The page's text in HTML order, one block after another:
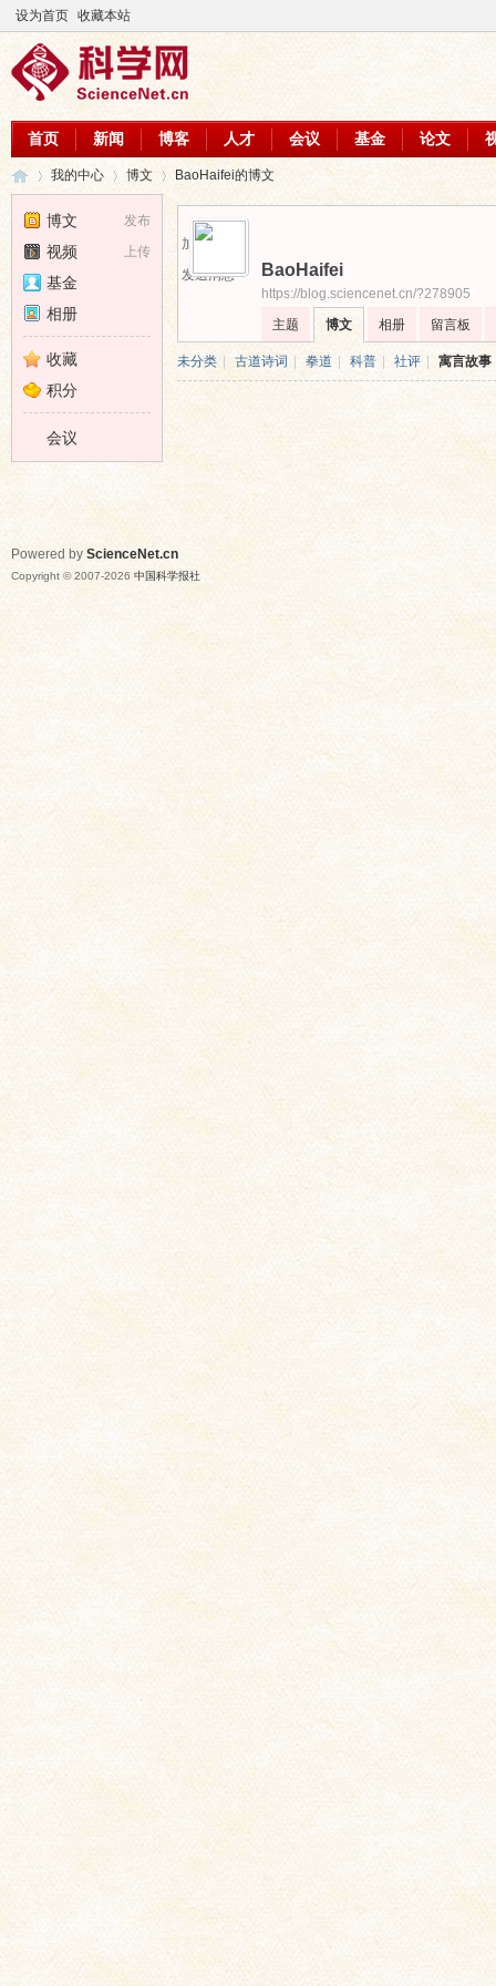
设为首页 收藏本站
首页 新闻 博客 人才 会议 基金 论文
›
我的中心 博文 BaoHaifei的博文
加为好友
发送消息
BaoHaifei
https://blog.sciencenet.cn/?278905
主题
博文 相册 留言板
未分类 古道诗词 拳道 科普 社评 | 寓言故事
发布
博文
上传
视频
基金
相册
收藏
积分
会议
Powered by ScienceNet.cn
Copyright © 2007-2026 中国科学报社